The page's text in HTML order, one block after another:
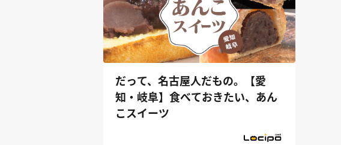
だって、名古屋人だもの。【愛
知・岐阜】食べておきたい、あん
こスイーツ